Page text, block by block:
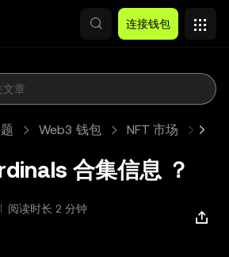
连接钱包
Web3 钱包 NFT 市场 文章
合集信息 ？
阅读时长 2 分钟